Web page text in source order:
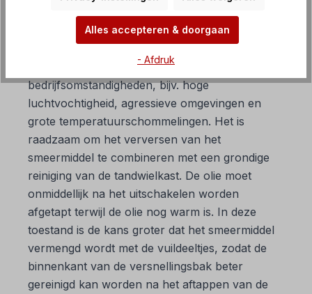
intervallen worden verdubbeld voor
synthetische oliën. Kortere
smeermiddelintervallen zijn nodig onder extreme
bedrijfsomstandigheden, bijv. hoge
luchtvochtigheid, agressieve omgevingen en
grote temperatuurschommelingen. Het is
raadzaam om het verversen van het
smeermiddel te combineren met een grondige
reiniging van de tandwielkast. De olie moet
onmiddellijk na het uitschakelen worden
afgetapt terwijl de olie nog warm is. In deze
toestand is de kans groter dat het smeermiddel
vermengd wordt met de vuildeeltjes, zodat de
binnenkant van de versnellingsbak beter
gereinigd kan worden na het aftappen van de
Alles accepteren & doorgaan
- Afdruk